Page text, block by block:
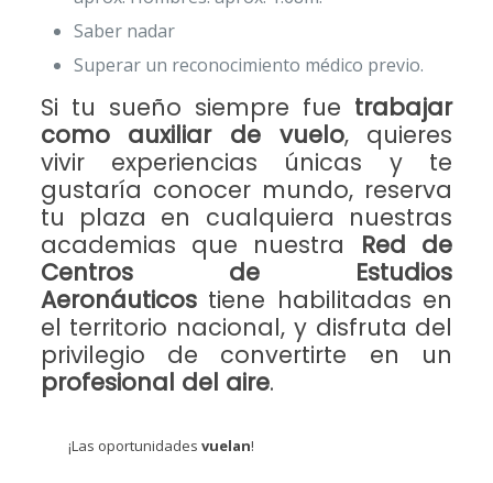
Saber nadar
Superar un reconocimiento médico previo.
Si tu sueño siempre fue trabajar
como auxiliar de vuelo, quieres
vivir experiencias únicas y te
gustaría conocer mundo, reserva
tu plaza en cualquiera nuestras
academias que nuestra Red de
Centros de Estudios
Aeronáuticostiene habilitadas en
el territorio nacional, y disfruta del
privilegio de convertirte en un
profesional del aire.
¡Las oportunidades vuelan!